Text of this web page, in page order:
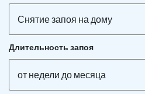
Снятие запоя на дому
Длительность запоя
от недели до месяца